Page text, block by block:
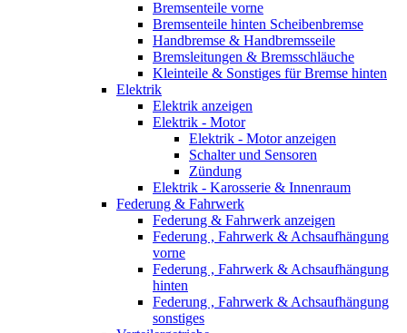
Bremsenteile vorne
Bremsenteile hinten Scheibenbremse
Handbremse & Handbremsseile
Bremsleitungen & Bremsschläuche
Kleinteile & Sonstiges für Bremse hinten
Elektrik
Elektrik anzeigen
Elektrik - Motor
Elektrik - Motor anzeigen
Schalter und Sensoren
Zündung
Elektrik - Karosserie & Innenraum
Federung & Fahrwerk
Federung & Fahrwerk anzeigen
Federung , Fahrwerk & Achsaufhängung
vorne
Federung , Fahrwerk & Achsaufhängung
hinten
Federung , Fahrwerk & Achsaufhängung
sonstiges